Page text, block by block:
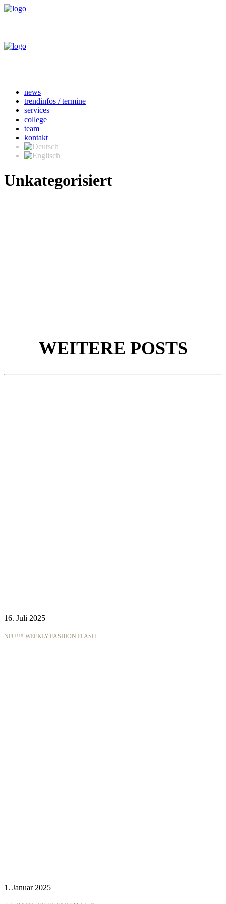
news
trendinfos / termine
services
college
team
kontakt
Unkategorisiert
WEITERE POSTS
16. Juli 2025
NEU!!!! WEEKLY FASHION FLASH
1. Januar 2025